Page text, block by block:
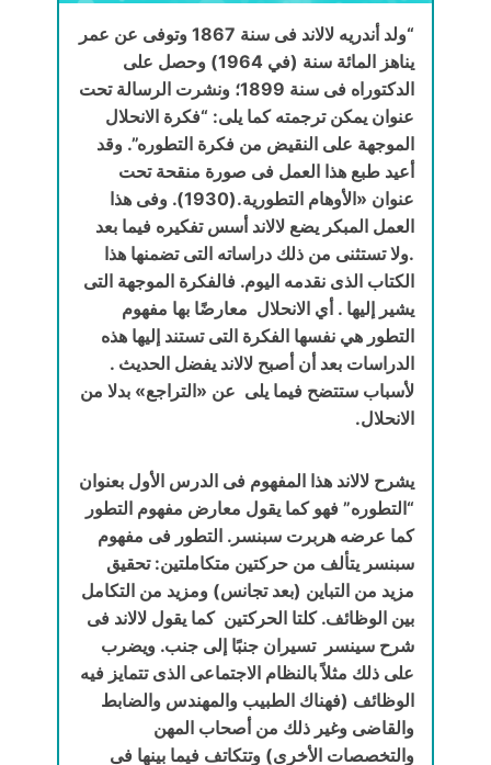
“
ولد أندريه لالاند فى سنة 1867 وتوفى عن عمر
يناهز المائة سنة (في 1964) وحصل على
الدكتوراه فى سنة 1899؛ ونشرت الرسالة تحت
عنوان يمكن ترجمته كما يلى: “فكرة الانحلال
الموجهة على النقيض من فكرة التطوره”. وقد
أعيد طبع هذا العمل فى صورة منقحة تحت
عنوان «الأوهام التطورية.(1930). وفى هذا
العمل المبكر يضع لالاند أسس تفكيره فيما بعد
.ولا تستثنى من ذلك دراساته التى تضمنها هذا
الكتاب الذى نقدمه اليوم. فالفكرة الموجهة التى
يشير إليها . أي الانحلال ‏ معارضًا بها مفهوم
التطور هي نفسها الفكرة التى تستند إليها هذه
الدراسات بعد أن أصبح لالاند يفضل الحديث .
لأسباب ستتضح فيما يلى ‏ عن «التراجع» بدلا من
الانحلال.
يشرح لالاند هذا المفهوم فى الدرس الأول بعنوان
“التطوره” فهو كما يقول معارض مفهوم التطور
كما عرضه هربرت سبنسر. التطور فى مفهوم
سبنسر يتألف من حركتين متكاملتين: تحقيق
مزيد من التباين (بعد تجانس) ومزيد من التكامل
بين الوظائف. كلتا الحركتين ‏ كما يقول لالاند فى
شرح سينسر ‏ تسيران جنبًا إلى جنب. ويضرب
على ذلك مثلاً بالنظام الاجتماعى الذى تتمايز فيه
الوظائف (فهناك الطبيب والمهندس والضابط
والقاضى وغير ذلك من أصحاب المهن
والتخصصات الأخرى) وتتكاتف فيما بينها فى